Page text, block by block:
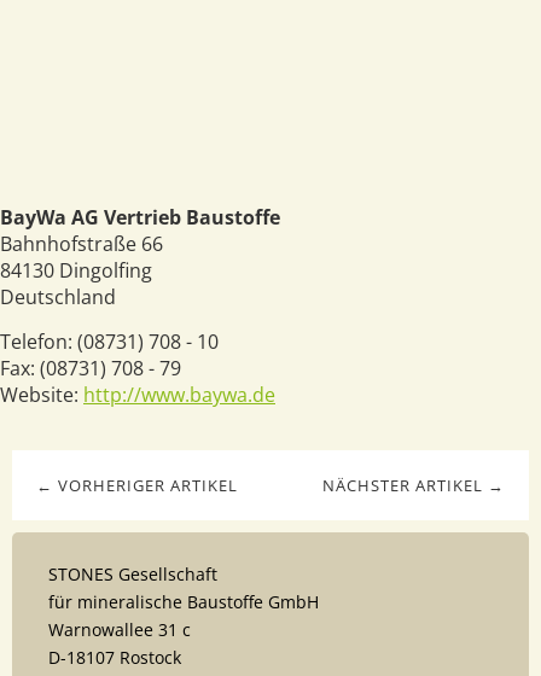
BayWa AG Vertrieb Baustoffe
Bahnhofstraße 66
84130 Dingolfing
Deutschland
Telefon: (08731) 708 - 10
Fax: (08731) 708 - 79
Website: http://www.baywa.de
NÄCHSTER ARTIKEL →
← VORHERIGER ARTIKEL
STONES Gesellschaft
für mineralische Baustoffe GmbH
Warnowallee 31 c
D-18107 Rostock